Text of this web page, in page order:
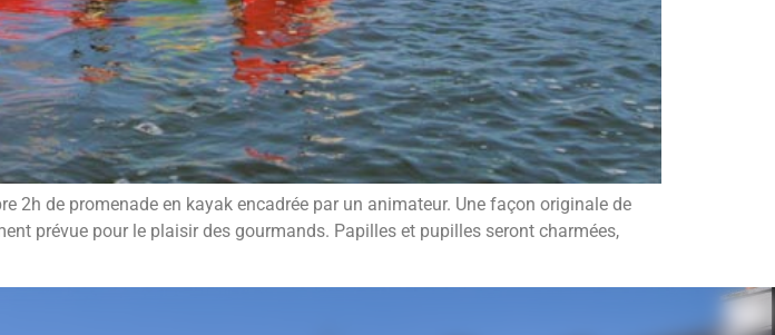
2h de promenade en kayak encadrée par un animateur. Une façon originale de
prévue pour le plaisir des gourmands. Papilles et pupilles seront charmées,